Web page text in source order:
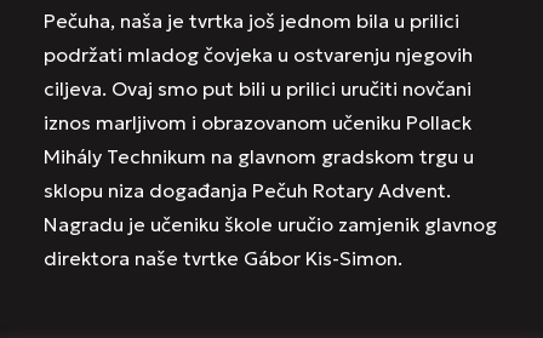
Pečuha, naša je tvrtka još jednom bila u prilici
podržati mladog čovjeka u ostvarenju njegovih
ciljeva. Ovaj smo put bili u prilici uručiti novčani
iznos marljivom i obrazovanom učeniku Pollack
Mihály Technikum na glavnom gradskom trgu u
sklopu niza događanja Pečuh Rotary Advent.
Nagradu je učeniku škole uručio zamjenik glavnog
direktora naše tvrtke Gábor Kis-Simon.